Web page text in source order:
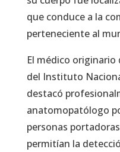
que conduce a la
perteneciente al
El médico originario
del Instituto
destacó
anatomopatólogo
personas
permitían la